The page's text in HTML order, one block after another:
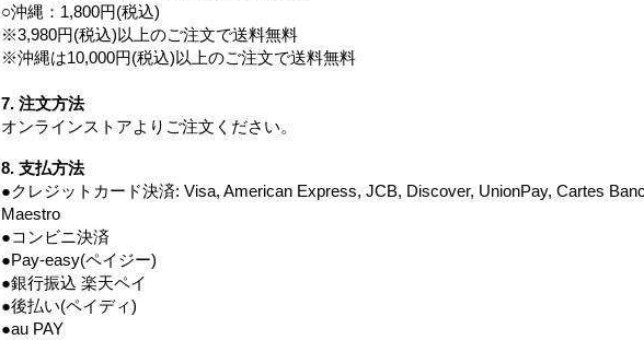
○沖縄：1,800円(税込)
※3,980円(税込)以上のご注文で送料無料
※沖縄は10,000円(税込)以上のご注文で送料無料
7. 注文方法
オンラインストアよりご注文ください。
8. 支払方法
●クレジットカード決済: Visa, American Express, JCB, Discover, UnionPay, Cartes
Maestro
●コンビニ決済
●Pay-easy(ペイジー)
●銀行振込 楽天ペイ
●後払い(ペイディ)
●au PAY